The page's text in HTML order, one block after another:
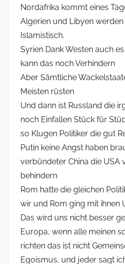
Nordafrika kommt eines
Algerien und Libyen
Islamistisch.
Syrien Dank Westen auch
kann das noch Verhindern
Aber Sämtliche
Meisten rüsten
Und dann ist Russland die
noch Einfallen Stück für
so Klugen Politiker die gut
Putin keine Angst haben
verbündeter China die USA
behindern
Rom hatte die gleichen
wir und Rom ging mit ihnen
Das wird uns nicht besser
Europa, wenn alle meinen
richten das ist nicht
Egoismus, und jeder sagt